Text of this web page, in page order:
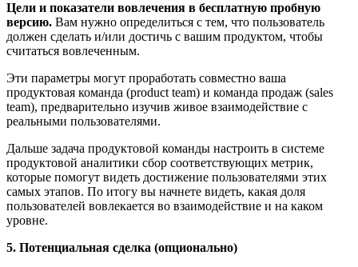
Цели и показатели вовлечения в бесплатную пробную
версию. Вам нужно определиться с тем, что пользователь
должен сделать и/или достичь с вашим продуктом, чтобы
считаться вовлеченным.
Эти параметры могут проработать совместно ваша
продуктовая команда (product team) и команда продаж (sales
team), предварительно изучив живое взаимодействие с
реальными пользователями.
Дальше задача продуктовой команды настроить в системе
продуктовой аналитики сбор соответствующих метрик,
которые помогут видеть достижение пользователями этих
самых этапов. По итогу вы начнете видеть, какая доля
пользователей вовлекается во взаимодействие и на каком
уровне.
5. Потенциальная сделка (опционально)